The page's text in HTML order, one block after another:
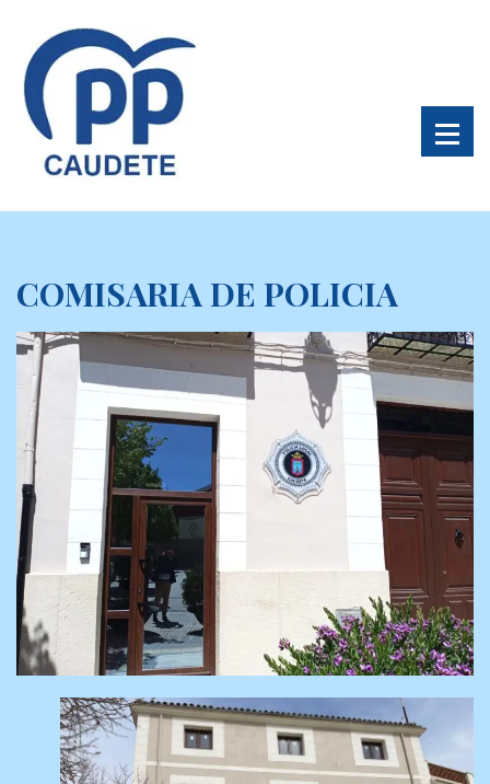
COMISARIA DE POLICIA